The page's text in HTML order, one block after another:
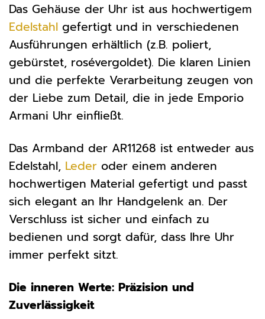
Das Gehäuse der Uhr ist aus hochwertigem
Edelstahl gefertigt und in verschiedenen
Ausführungen erhältlich (z.B. poliert,
gebürstet, rosévergoldet). Die klaren Linien
und die perfekte Verarbeitung zeugen von
der Liebe zum Detail, die in jede Emporio
Armani Uhr einfließt.
Das Armband der AR11268 ist entweder aus
Edelstahl, Leder oder einem anderen
hochwertigen Material gefertigt und passt
sich elegant an Ihr Handgelenk an. Der
Verschluss ist sicher und einfach zu
bedienen und sorgt dafür, dass Ihre Uhr
immer perfekt sitzt.
Die inneren Werte: Präzision und
Zuverlässigkeit